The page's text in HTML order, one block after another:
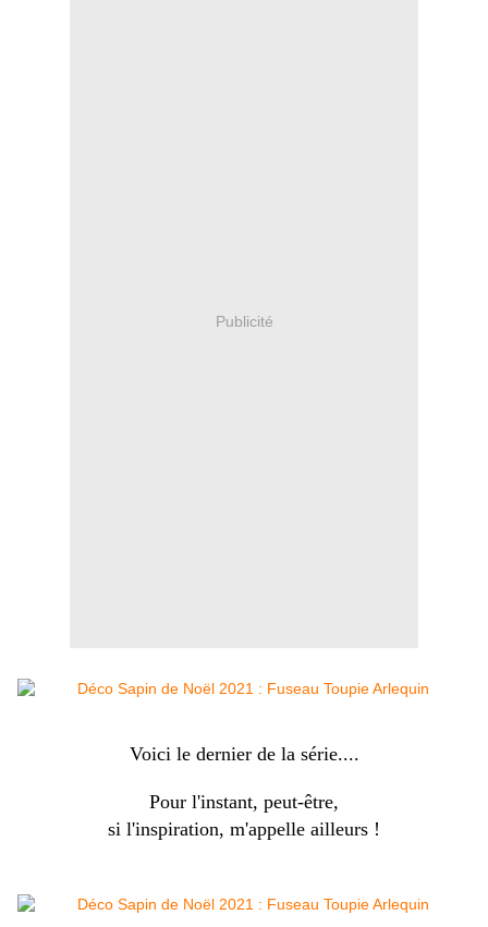
Publicité
Voici le dernier de la série....
Pour l'instant, peut-être,
si l'inspiration, m'appelle ailleurs !